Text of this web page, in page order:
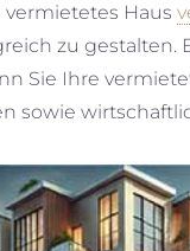
Haus
zu
Sie Ihre
sowie